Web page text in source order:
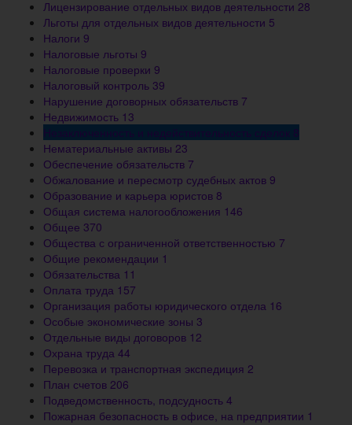
Лицензирование отдельных видов деятельности 28
Льготы для отдельных видов деятельности 5
Налоги 9
Налоговые льготы 9
Налоговые проверки 9
Налоговый контроль 39
Нарушение договорных обязательств 7
Недвижимость 13
Нематериальные активы 23
Обеспечение обязательств 7
Обжалование и пересмотр судебных актов 9
Образование и карьера юристов 8
Общая система налогообложения 146
Общее 370
Общества с ограниченной ответственностью 7
Общие рекомендации 1
Обязательства 11
Оплата труда 157
Организация работы юридического отдела 16
Особые экономические зоны 3
Отдельные виды договоров 12
Охрана труда 44
Перевозка и транспортная экспедиция 2
План счетов 206
Подведомственность, подсудность 4
Пожарная безопасность в офисе, на предприятии 1